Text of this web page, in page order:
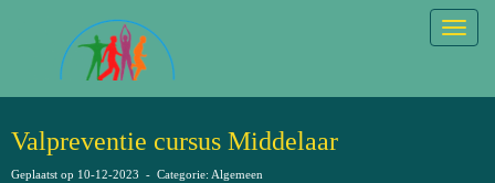
Valpreventie cursus Middelaar
Geplaatst op 10-12-2023 - Categorie: Algemeen